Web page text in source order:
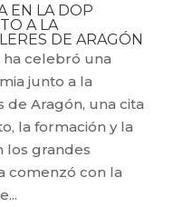
EN LA DOP
A LA
DE ARAGÓN
ha celebró una
junto a la
de Aragón, una cita
la formación y la
los grandes
comenzó con la